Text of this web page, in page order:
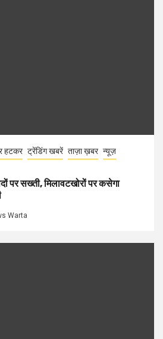
हटकर ट्रेंडिंग खबरें ताज़ा ख़बर न्यूज़
पर सख्ती, मिलावटखोरों पर कसेगा
Warta